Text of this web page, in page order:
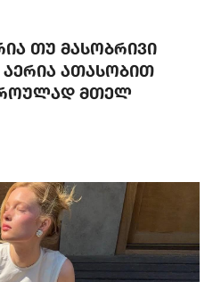
თუ მასობრივი
ათასობით
მთელ